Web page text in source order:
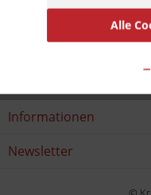
Service Hotline
Informationen
Newsletter
Alle